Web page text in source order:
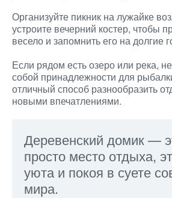
Организуйте пикник на лужайке
устроите вечерний костер, чтобы
весело и запомнить его на долгие
Если рядом есть озеро или река, не
собой принадлежности для
отличный способ разнообразить
новыми впечатлениями.
Деревенский домик —
просто место отдыха,
уюта и покоя в суете
мира.